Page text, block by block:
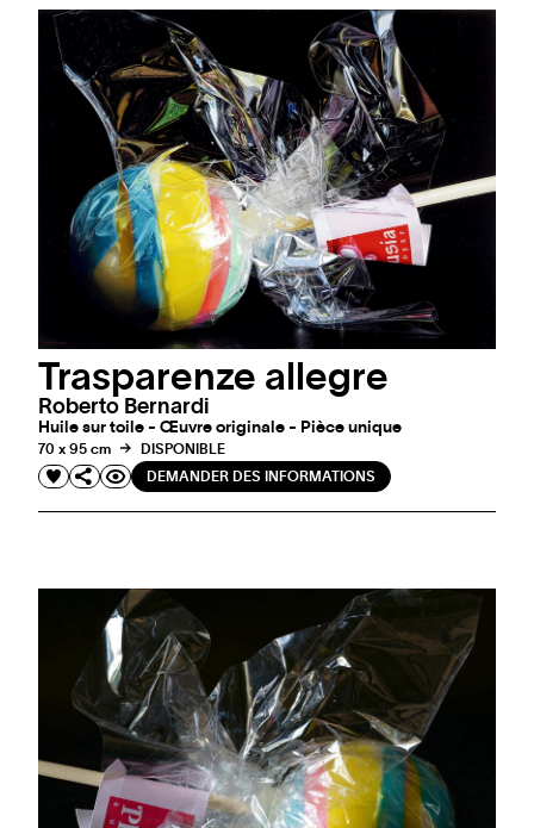
Trasparenze allegre
Roberto Bernardi
Huile sur toile - Œuvre originale - Pièce unique
70 x 95 cm
DISPONIBLE
DEMANDER DES INFORMATIONS